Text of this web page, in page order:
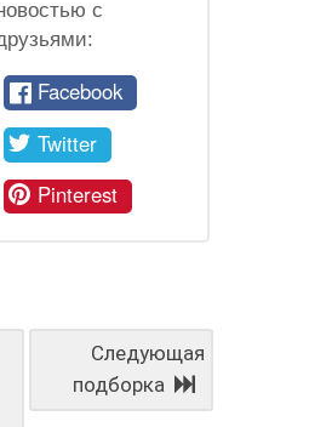
с
Facebook
Twitter
Pinterest
Следующая
подборка